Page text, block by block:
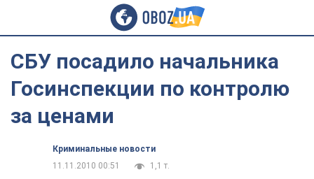
СБУ посадило начальника
Госинспекции по контролю
за ценами
Криминальные новости
11.11.2010 00:51
1,1 т.